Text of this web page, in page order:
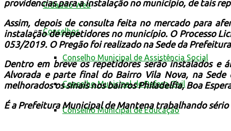
Cidadão Web
Conselhos
Conselho Municipal de Assistência Social
Conselho Municipal de Defesa Civil
Conselho Municipal de Educação
providencias para a instalação no município, de tais
Assim, depois de consulta feita no mercado para
instalação de repetidores no município. O Processo
053/2019. O Pregão foi realizado na Sede da
Dentro em breve os repetidores serão instalados e
Alvorada e parte final do Bairro Vila Nova, na
melhorados os sinais nos bairros Philadelfia, Boa
É a Prefeitura Municipal de Mantena trabalhando sério